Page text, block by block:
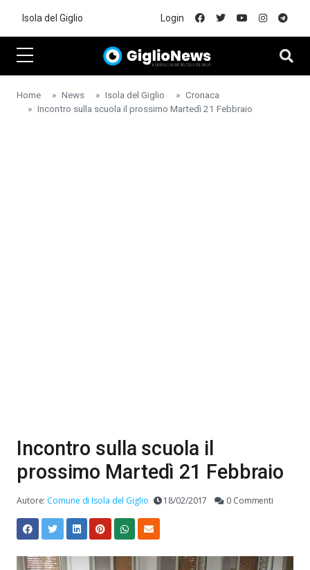
Isola del Giglio Login
Home News Isola del Giglio
Cronaca
Incontro sulla scuola il prossimo Martedì 21 Febbraio
Incontro sulla scuola il
prossimo Martedì 21 Febbraio
Autore: Comune di Isola del Giglio 18/02/2017 0 Commenti